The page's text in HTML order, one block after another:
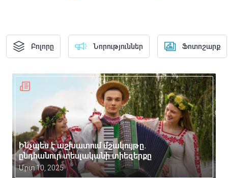
Բոլորը Նորություններ Ֆոտոշարք
Ինչպես է աշխատում մշակույթը.
ընդհանուր տեսլականի տիեզերքը
Մրտ 10, 2025